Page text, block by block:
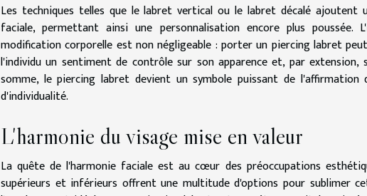
Les techniques telles que le labret vertical ou le labret décalé ajoutent
faciale, permettant ainsi une personnalisation encore plus
modification corporelle est non négligeable : porter un piercing labret
l'individu un sentiment de contrôle sur son apparence et, par
somme, le piercing labret devient un symbole puissant de
d'individualité.
L'harmonie du visage mise en valeur
La quête de l'harmonie faciale est au cœur des préoccupations
supérieurs et inférieurs offrent une multitude d'options pour sublimer